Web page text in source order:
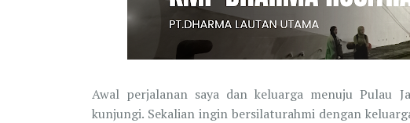
Awal perjalanan saya dan keluarga menuju Pulau
kunjungi. Sekalian ingin bersilaturahmi dengan